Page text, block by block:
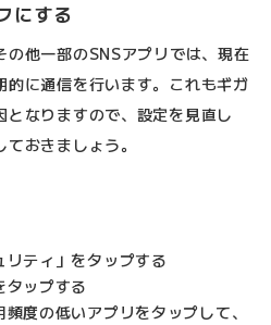
にする
の他一部のSNSアプリでは、現在
的に通信を行います。これもギガ
なりますので、設定を見直し
おきましょう。
リティ」をタップする
タップする
度の低いアプリをタップして、